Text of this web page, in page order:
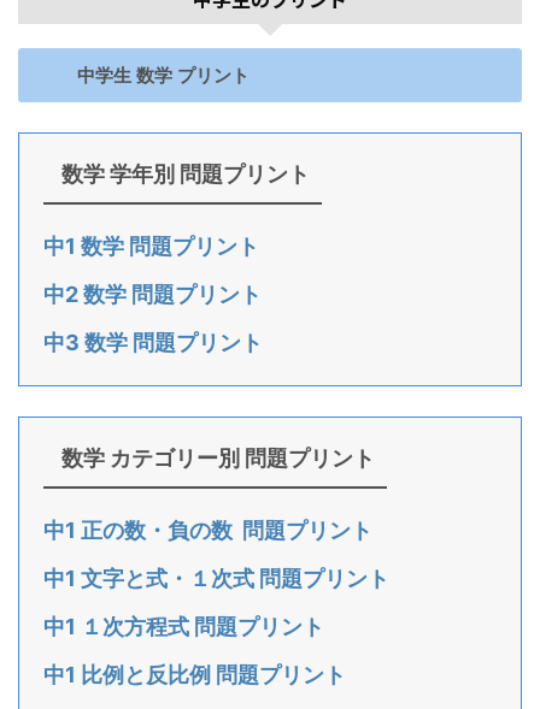
中学生 数学 プリント
数学 学年別 問題プリント
中1 数学 問題プリント
中2 数学 問題プリント
中3 数学 問題プリント
数学 カテゴリー別 問題プリント
中1 正の数・負の数 問題プリント
中1 文字と式・１次式 問題プリント
中1 １次方程式 問題プリント
中1 比例と反比例 問題プリント